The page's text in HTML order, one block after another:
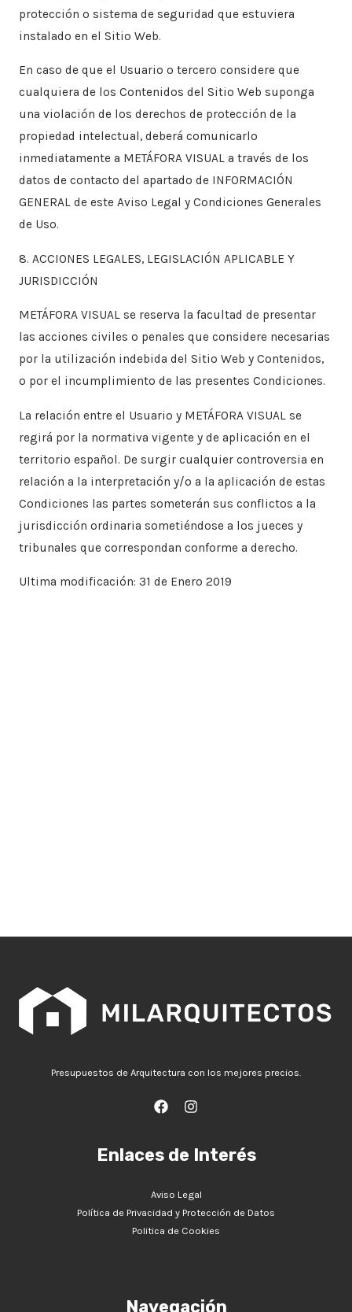
protección o sistema de seguridad que estuviera
instalado en el Sitio Web.
​En caso de que el Usuario o tercero considere que
cualquiera de los Contenidos del Sitio Web suponga
una violación de los derechos de protección de la
propiedad intelectual, deberá comunicarlo
inmediatamente a METÁFORA VISUAL a través de los
datos de contacto del apartado de INFORMACIÓN
GENERAL de este Aviso Legal y Condiciones Generales
de Uso.
8. ACCIONES LEGALES, LEGISLACIÓN APLICABLE Y
JURISDICCIÓN
METÁFORA VISUAL se reserva la facultad de presentar
las acciones civiles o penales que considere necesarias
por la utilización indebida del Sitio Web y Contenidos,
o por el incumplimiento de las presentes Condiciones.
​La relación entre el Usuario y METÁFORA VISUAL se
regirá por la normativa vigente y de aplicación en el
territorio español. De surgir cualquier controversia en
relación a la interpretación y/o a la aplicación de estas
Condiciones las partes someterán sus conflictos a la
jurisdicción ordinaria sometiéndose a los jueces y
tribunales que correspondan conforme a derecho.
Ultima modificación: 31 de Enero 2019
Presupuestos de Arquitectura con los mejores precios.
Enlaces de Interés
Aviso Legal
Política de Privacidad y Protección de Datos
Politica de Cookies
Navegación